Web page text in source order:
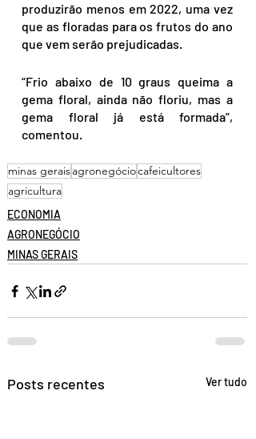
produzirão menos em 2022, uma vez
que as floradas para os frutos do ano
que vem serão prejudicadas.
“Frio abaixo de 10 graus queima a
gema floral, ainda não floriu, mas a
gema floral já está formada”,
comentou.
minas geraisagronegóciocafeicultores
agricultura
ECONOMIA
AGRONEGÓCIO
MINAS GERAIS
Posts recentes Ver tudo